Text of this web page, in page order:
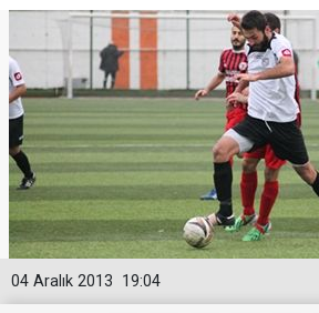
19:04
04 Aralık 2013